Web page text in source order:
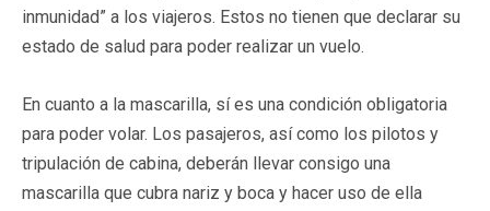
inmunidad” a los viajeros. Estos no tienen que declarar su
estado de salud para poder realizar un vuelo.
En cuanto a la mascarilla, sí es una condición obligatoria
para poder volar. Los pasajeros, así como los pilotos y
tripulación de cabina, deberán llevar consigo una
mascarilla que cubra nariz y boca y hacer uso de ella